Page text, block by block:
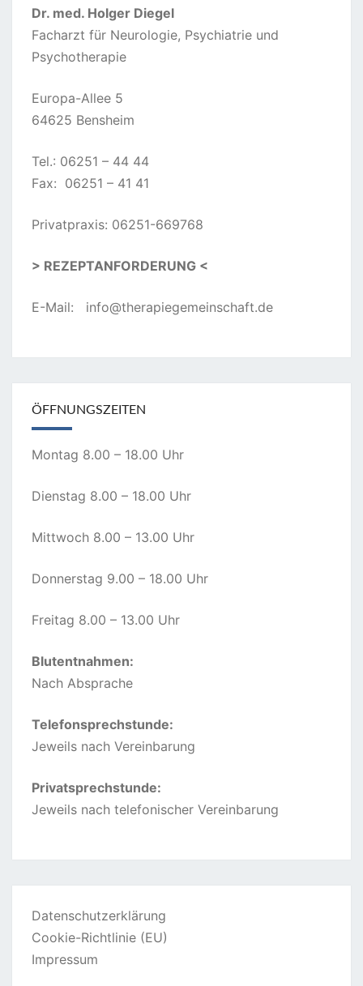
Dr. med. Holger Diegel
Facharzt für Neurologie, Psychiatrie und
Psychotherapie
Europa-Allee 5
64625 Bensheim
Tel.: 06251 – 44 44
Fax: 06251 – 41 41
Privatpraxis: 06251-669768
> REZEPTANFORDERUNG <
E-Mail: info@therapiegemeinschaft.de
ÖFFNUNGSZEITEN
Montag 8.00 – 18.00 Uhr
Dienstag 8.00 – 18.00 Uhr
Mittwoch 8.00 – 13.00 Uhr
Donnerstag 9.00 – 18.00 Uhr
Freitag 8.00 – 13.00 Uhr
Blutentnahmen:
Nach Absprache
Telefonsprechstunde:
Jeweils nach Vereinbarung
Privatsprechstunde:
Jeweils nach telefonischer Vereinbarung
Datenschutzerklärung
Cookie-Richtlinie (EU)
Impressum